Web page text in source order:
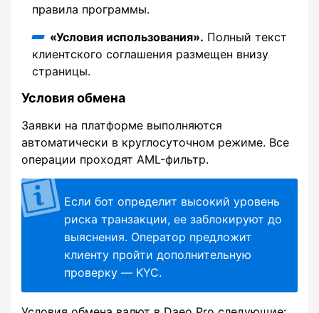
правила программы.
«Условия использования». Полный текст
клиентского соглашения размещен внизу
страницы.
Условия обмена
Заявки на платформе выполняются
автоматически в круглосуточном режиме. Все
операции проходят AML-фильтр.
Если бот определит высокий уровень
риска транзакции, ее заблокируют до
выяснения. Оператор предложит
клиенту пройти дополнительную
проверку — KYC.